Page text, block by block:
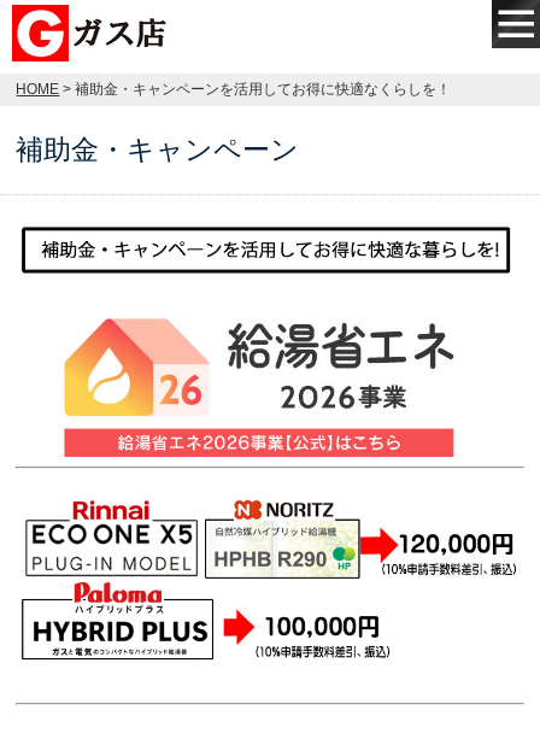
HOME > 補助金・キャンペーンを活用してお得に快適なくらしを！
補助金・キャンペーン